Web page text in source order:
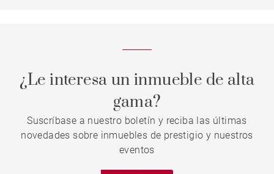
¿Le interesa un inmueble de alta
gama?
Suscríbase a nuestro boletín y reciba las últimas
novedades sobre inmuebles de prestigio y nuestros
eventos